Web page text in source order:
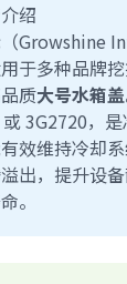
绍
Growshine
于多种品牌
质大号水箱盖
或3G2720，
效维持冷却
出，提升设
。